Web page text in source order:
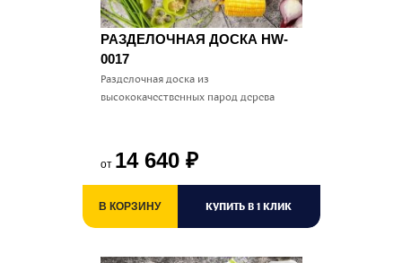
РАЗДЕЛОЧНАЯ ДОСКА HW-
0017
Разделочная доска из
высококачественных парод дерева
от 14 640 ₽
В КОРЗИНУ КУПИТЬ В 1 КЛИК